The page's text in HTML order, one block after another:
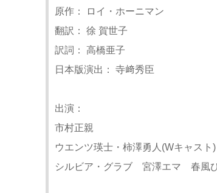
原作： ロイ・ホーニマン
翻訳： 徐 賀世子
訳詞： 高橋亜子
日本版演出： 寺﨑秀臣
出演：
市村正親
ウエンツ瑛士・柿澤勇人(Wキャスト)
シルビア・グラブ 宮澤エマ 春風